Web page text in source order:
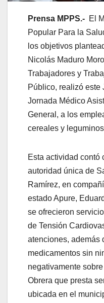
Prensa MPPS.- El
Popular Para la
los objetivos
Nicolás Maduro
Trabajadores y
Público, realizó este
Jornada Médico
General, a los
cereales y
Esta actividad contó
autoridad única de
Ramírez, en
estado Apure,
se ofrecieron
de Tensión
atenciones, además
medicamentos sin
negativamente
Obrera que presta
ubicada en el